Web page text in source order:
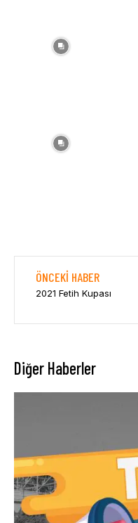
ÖNCEKI HABER
2021 Fetih Kupası
Diğer Haberler